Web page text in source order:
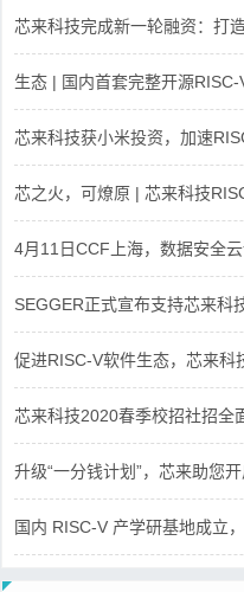
芯来科技完成新一轮融资：打
生态 | 国内首套完整开源
芯来科技获小米投资，加速
芯之火，可燎原 | 芯来科技
4月11日CCF上海，数据安全
SEGGER正式宣布支持芯来科
促进RISC-V软件生态，芯来
芯来科技2020春季校招社招全
升级“一分钱计划”，芯来助您
国内 RISC-V 产学研基地成立